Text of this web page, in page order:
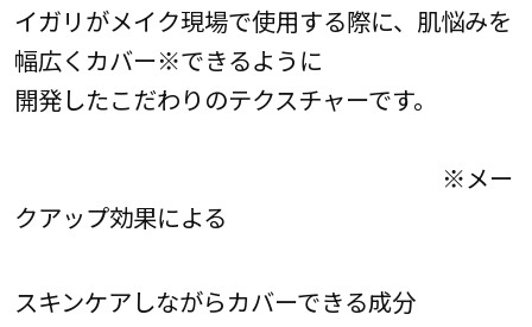
イガリがメイク現場で使用する際に、肌悩みを
幅広くカバー※できるように
開発したこだわりのテクスチャーです。
※メー
クアップ効果による
スキンケアしながらカバーできる成分